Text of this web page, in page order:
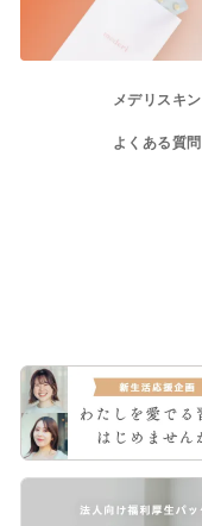
メデリスキン
よくある質問